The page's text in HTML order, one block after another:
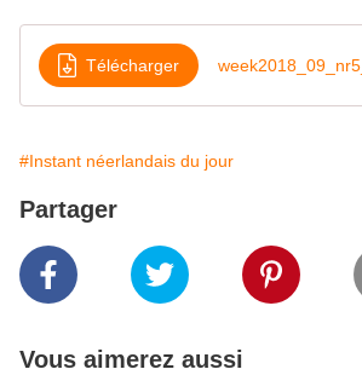
Télécharger
#Instant néerlandais du jour
Partager
Vous aimerez aussi